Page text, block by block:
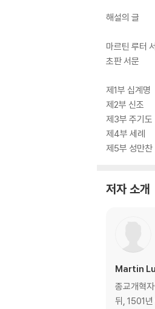
개혁의 대상
해설의 글
마르틴 루터
초판 서문
제1부 십계명
제2부 신조
제3부 주기도
제4부 세례
제5부 성만찬
저자 소개
Martin
종교개혁
뒤, 1501